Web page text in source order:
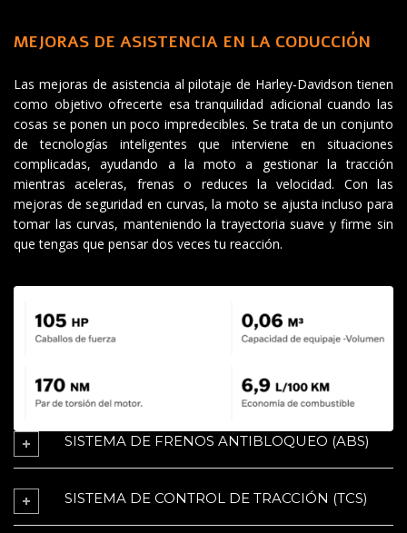
MEJORAS DE ASISTENCIA EN LA CODUCCIÓN
Las mejoras de asistencia al pilotaje de Harley-Davidson tienen
como objetivo ofrecerte esa tranquilidad adicional cuando las
cosas se ponen un poco impredecibles. Se trata de un conjunto
de tecnologías inteligentes que interviene en situaciones
complicadas, ayudando a la moto a gestionar la tracción
mientras aceleras, frenas o reduces la velocidad. Con las
mejoras de seguridad en curvas, la moto se ajusta incluso para
tomar las curvas, manteniendo la trayectoria suave y firme sin
que tengas que pensar dos veces tu reacción.
SISTEMA DE FRENOS ANTIBLOQUEO (ABS)
SISTEMA DE CONTROL DE TRACCIÓN (TCS)